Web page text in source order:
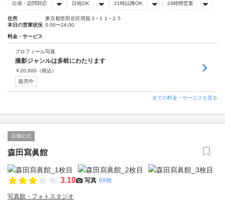
出張・訪問対応 日祝OK 21時以降OK 24時間営業
住所
東京都世田谷区用賀３−１１−２５
本日の営業状況 0:00〜24:00
料金・サービス
プロフィール写真
撮影ジャンルは多岐にわたります
￥20,000 （税込）
販売中
全ての料金・サービスを見る
店舗公式
森田寫眞館
3.10 写真 69枚
写真館・フォトスタジオ